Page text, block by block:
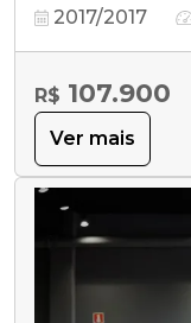
2017/2017
R$ 107.900
Ver mais